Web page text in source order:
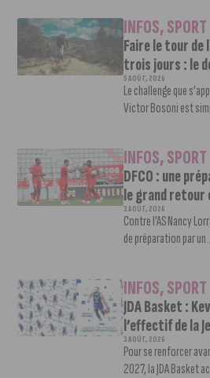
INFOS,SPORT
Faire le tour de
trois jours : le
5 AOÛT, 2026
Le challenge que
Victor Bosoni est
INFOS,SPORT
DFCO : une
le grand retour
3 AOÛT, 2026
Contre l’AS Nancy
de préparation par
INFOS,SPORT
JDA Basket :
l’effectif de la
3 AOÛT, 2026
Pour se renforcer
2027, la JDA Basket